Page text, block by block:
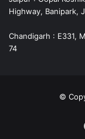
Highway, Banipark,
Chandigarh : E331,
74
©